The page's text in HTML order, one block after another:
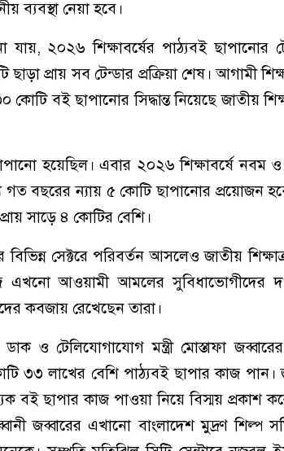
ব্যবস্থা নেয়া হবে।
যায়, ২০২৬ শিক্ষাবর্ষের পাঠ্যবই ছাপানোর
প্রায় সব টেন্ডার প্রক্রিয়া শেষ। আগামী
কোটি বই ছাপানোর সিদ্ধান্ত নিয়েছে জাতীয়
হয়েছিল। এবার ২০২৬ শিক্ষাবর্ষে নবম
গত বছরের ন্যায় ৫ কোটি ছাপানোর প্রয়োজন
সাড়ে ৪ কোটির বেশি।
সেক্টরে পরিবর্তন আসলেও জাতীয়
এখনো আওয়ামী আমলের সুবিধাভোগীদের
কবজায় রেখেছেন তারা।
ও টেলিযোগাযোগ মন্ত্রী মোস্তাফা
৩৩ লাখের বেশি পাঠ্যবই ছাপার কাজ
বই ছাপার কাজ পাওয়া নিয়ে বিস্ময় প্রকাশ
জব্বারের এখানো বাংলাদেশ মুদ্রণ শিল্প